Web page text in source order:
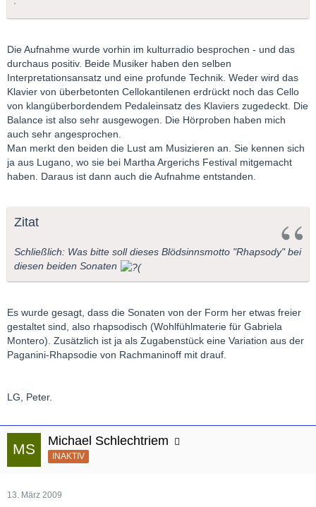
Die Aufnahme wurde vorhin im kulturradio besprochen - und das
durchaus positiv. Beide Musiker haben den selben
Interpretationsansatz und eine profunde Technik. Weder wird das
Klavier von überbetonten Cellokantilenen erdrückt noch das Cello
von klangüberbordendem Pedaleinsatz des Klaviers zugedeckt. Die
Balance ist also sehr ausgewogen. Die Hörproben haben mich
auch sehr angesprochen.
Man merkt den beiden die Lust am Musizieren an. Sie kennen sich
ja aus Lugano, wo sie bei Martha Argerichs Festival mitgemacht
haben. Daraus ist dann auch die Aufnahme entstanden.
Zitat
Schließlich: Was bitte soll dieses Blödsinnsmotto "Rhapsody" bei
diesen beiden Sonaten
Es wurde gesagt, dass die Sonaten von der Form her etwas freier
gestaltet sind, also rhapsodisch (Wohlfühlmaterie für Gabriela
Montero). Zusätzlich ist ja als Zugabenstück eine Variation aus der
Paganini-Rhapsodie von Rachmaninoff mit drauf.
LG, Peter.
Michael Schlechtriem
INAKTIV
13. März 2009